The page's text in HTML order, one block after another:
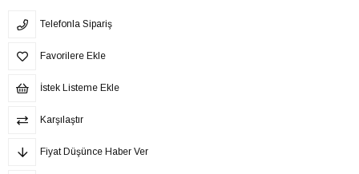
Telefonla Sipariş
Favorilere Ekle
İstek Listeme Ekle
Karşılaştır
Fiyat Düşünce Haber Ver